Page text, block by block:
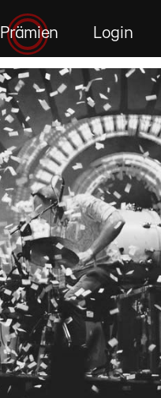
Prämien Login